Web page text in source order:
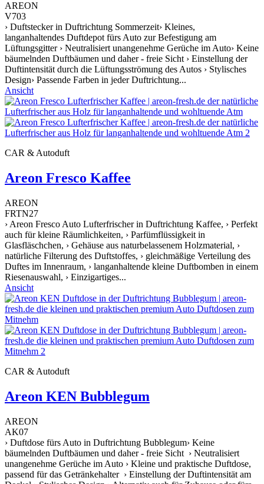
AREON
V703
› Duftstecker in Duftrichtung Sommerzeit› Kleines,
langanhaltendes Duftdepot fürs Auto zur Befestigung am
Lüftungsgitter › Neutralisiert unangenehme Gerüche im Auto› Keine
bäumelnden Duftbäumen und daher - freie Sicht › Einstellung der
Duftintensität durch die Lüftungsströmung des Autos › Stylisches
Design› Passende Farben in jeder Duftrichtung...
Ansicht
CAR & Autoduft
Areon Fresco Kaffee
AREON
FRTN27
› Areon Fresco Auto Lufterfrischer in Duftrichtung Kaffee, › Perfekt
auch für kleine Räumlichkeiten, › Parfümflüssigkeit in
Glasfläschchen, › Gehäuse aus naturbelassenem Holzmaterial, ›
natürliche Filterung des Duftstoffes, › gleichmäßige Verteilung des
Duftes im Innenraum, › langanhaltende kleine Duftbomben in einem
Riesenauswahl, › Einzigartiges...
Ansicht
CAR & Autoduft
Areon KEN Bubblegum
AREON
AK07
› Duftdose fürs Auto in Duftrichtung Bubblegum› Keine
bäumelnden Duftbäumen und daher - freie Sicht › Neutralisiert
unangenehme Gerüche im Auto › Kleine und praktische Duftdose,
passend für das Getränkehalter › Einstellung der Duftintensität am